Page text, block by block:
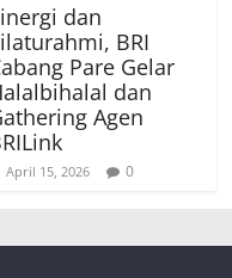
dan
BRI
Pare Gelar
dan
Agen
April 15, 2026 0